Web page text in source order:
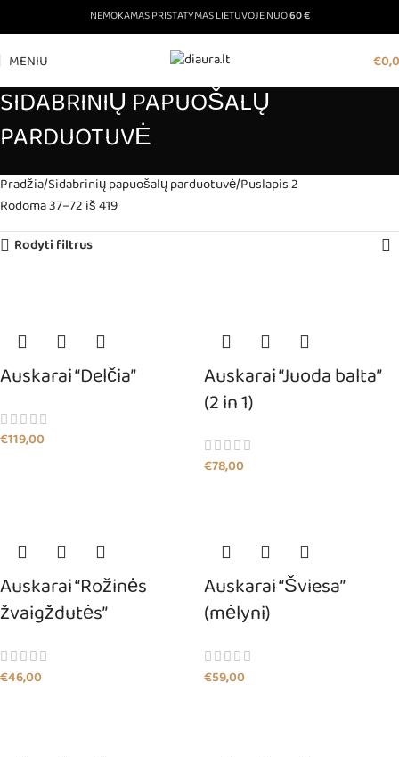
NEMOKAMAS PRISTATYMAS LIETUVOJE NUO60 €
MENIU €
SIDABRINIŲ PAPUOŠALŲ
PARDUOTUVĖ
Pradžia Sidabrinių papuošalų parduotuvė Puslapis 2
Rodoma 37–72 iš 419
Rodyti filtrus
Auskarai “Delčia”
€119,00
Auskarai “Juoda balta”
(2 in 1)
€78,00
Auskarai “Rožinės
žvaigždutės”
€46,00
Auskarai “Šviesa”
(mėlyni)
€59,00